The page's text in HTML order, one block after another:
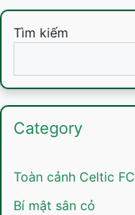
Tìm kiếm
Category
Toàn cảnh Celtic FC
Bí mật sân cỏ